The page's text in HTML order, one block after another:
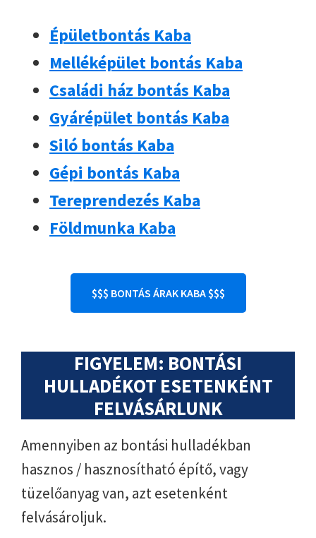
Épületbontás Kaba
Melléképület bontás Kaba
Családi ház bontás Kaba
Gyárépület bontás Kaba
Siló bontás Kaba
Gépi bontás Kaba
Tereprendezés Kaba
Földmunka Kaba
$$$ BONTÁS ÁRAK KABA $$$
FIGYELEM: BONTÁSI
HULLADÉKOT ESETENKÉNT
FELVÁSÁRLUNK
Amennyiben az bontási hulladékban
hasznos / hasznosítható építő, vagy
tüzelőanyag van, azt esetenként
felvásároljuk.